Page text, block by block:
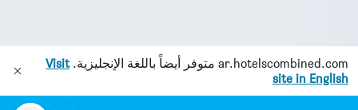
ar.hotelscombined.com متوفر أيضاً باللغة الإنجليزية.Visit
site in English